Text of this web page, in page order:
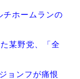
チホームランの
某野党、「全
ョンフが痛恨